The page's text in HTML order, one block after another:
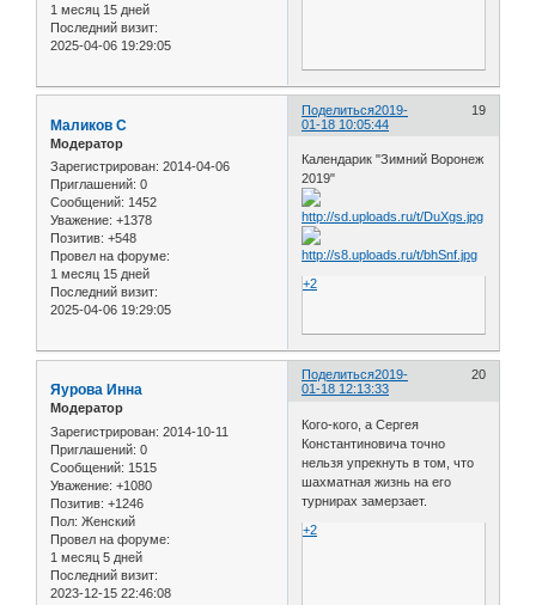
1 месяц 15 дней
Последний визит:
2025-04-06 19:29:05
Поделиться 19
2019-
01-18 10:05:44
Маликов С
Модератор
Зарегистрирован: 2014-04-06
Приглашений: 0
Сообщений: 1452
Уважение: +1378
Позитив: +548
Провел на форуме:
1 месяц 15 дней
Последний визит:
2025-04-06 19:29:05
Календарик "Зимний Воронеж
2019"
+2
Поделиться 20
2019-
01-18 12:13:33
Яурова Инна
Модератор
Зарегистрирован: 2014-10-11
Приглашений: 0
Сообщений: 1515
Уважение: +1080
Позитив: +1246
Пол: Женский
Провел на форуме:
1 месяц 5 дней
Последний визит:
2023-12-15 22:46:08
Кого-кого, а Сергея
Константиновича точно
нельзя упрекнуть в том, что
шахматная жизнь на его
турнирах замерзает.
+2